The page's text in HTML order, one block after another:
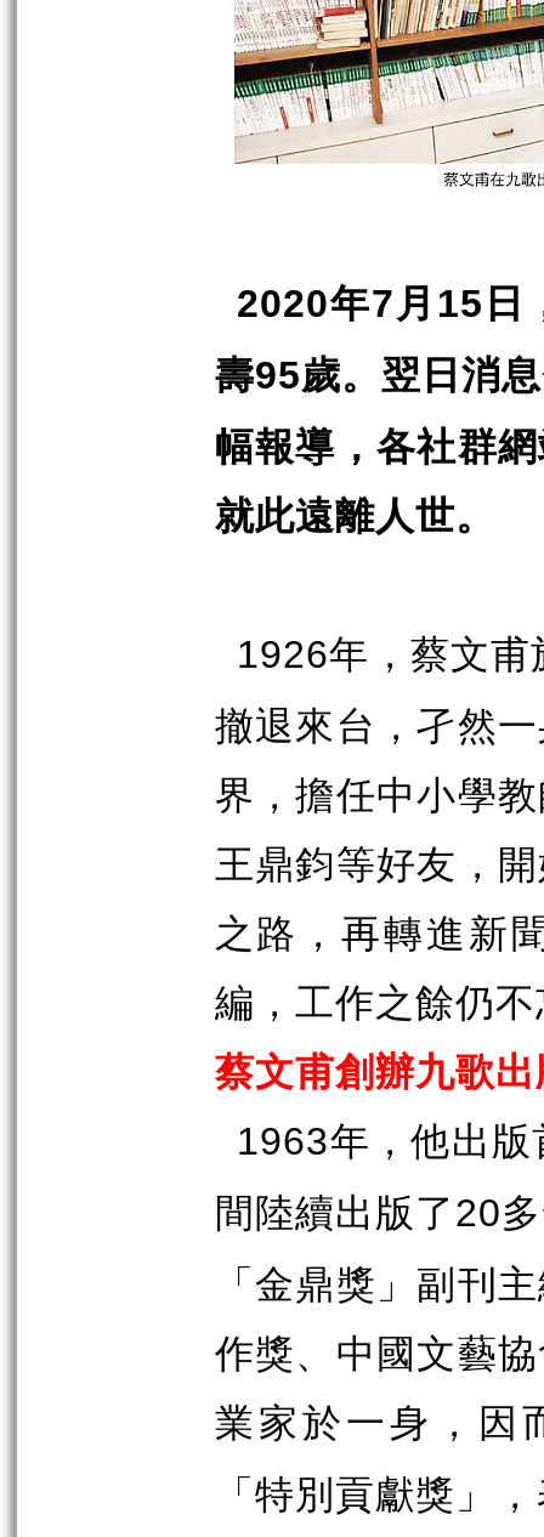
2020年7月 15 日
壽95歲。翌日消
幅報導，各社群
就此遠離人世。
1926年，蔡文
撤退來台，孑然
界，擔任中小學
王鼎鈞等好友，
之路，再轉進新
編，工作之餘仍
蔡文甫創辦九歌
1963年，他出
間陸續出版了20
「金鼎獎」副刊
作獎、中國文藝
業家於一身，因
「特別貢獻獎」